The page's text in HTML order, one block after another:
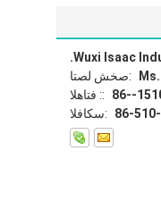
Wuxi Isaac
اتصل شخص:
الهاتف ::
86--
الفاكس:
86-